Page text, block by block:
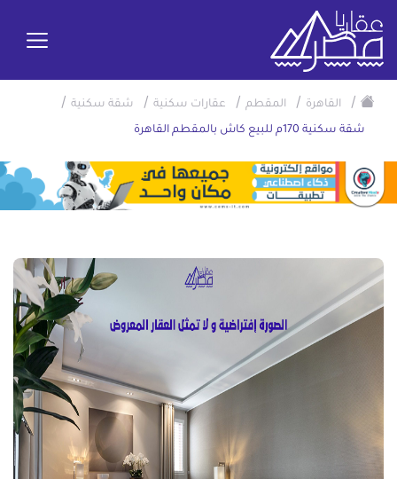
/ القاهرة / المقطم / عقارات سكنية / شقة سكنية /
شقة سكنية 170م للبيع كاش بالمقطم القاهرة